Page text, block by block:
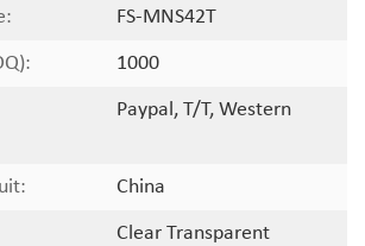
FS-MNS42T
1000
Paypal, T/T, Western
China
Clear Transparent